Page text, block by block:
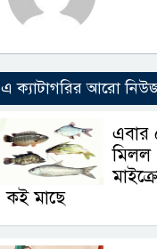
এ ক্যাটাগরির আরো
এবার
মিলল
কই মাছে